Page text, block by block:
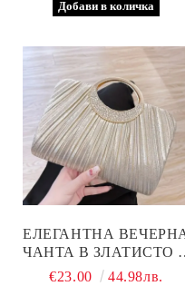
ЕЛЕГАНТНА
ЧАНТА В ЗЛАТИСТО
СРЕБРИСТО
€23.00 44.98лв.